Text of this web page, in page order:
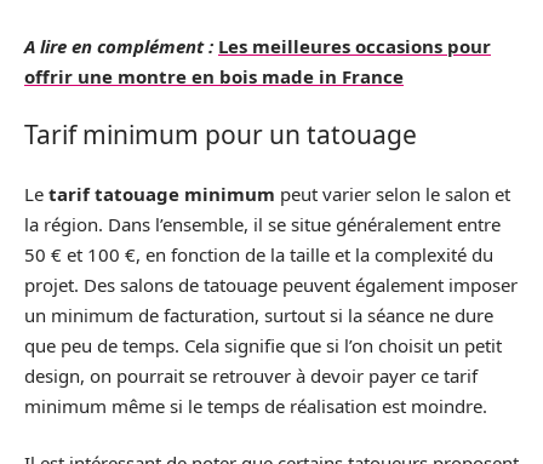
A lire en complément : Les meilleures occasions pour
offrir une montre en bois made in France
Tarif minimum pour un tatouage
Le tarif tatouage minimum peut varier selon le salon et
la région. Dans l’ensemble, il se situe généralement entre
50 € et 100 €, en fonction de la taille et la complexité du
projet. Des salons de tatouage peuvent également imposer
un minimum de facturation, surtout si la séance ne dure
que peu de temps. Cela signifie que si l’on choisit un petit
design, on pourrait se retrouver à devoir payer ce tarif
minimum même si le temps de réalisation est moindre.